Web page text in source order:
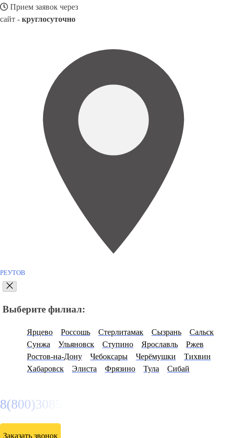
Прием заявок через
сайт - круглосуточно
РЕУТОВ
Выберите филиал:
Ярцево Россошь Стерлитамак Сызрань
Сальск
Сунжа
Ульяновск Ступино Ярославль
Ржев
Ростов-на-Дону
Чебоксары Черёмушки
Тихвин
Хабаровск
Элиста Фрязино Тула Сибай
8(800)3085303
Заказать звонок